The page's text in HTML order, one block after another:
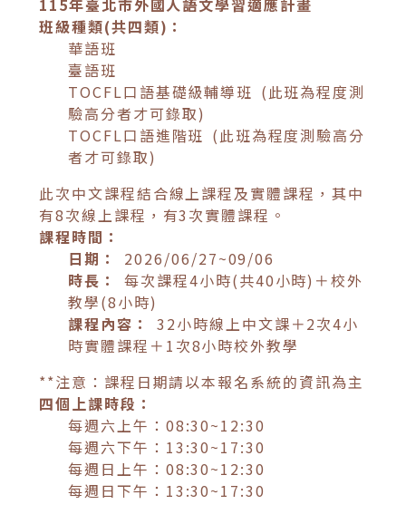
班級種類(共四類)：
華語班
臺語班
TOCFL口語基礎級輔導班 (此班為程度測
驗高分者才可錄取)
TOCFL口語進階班 (此班為程度測驗高分
者才可錄取)
此次中文課程結合線上課程及實體課程，其中
有8次線上課程，有3次實體課程。
課程時間：
日期：
2026/06/27~09/06
時長：
每次課程4小時(共40小時)＋校外
教學(8小時)
課程內容：
32小時線上中文課＋2次4小
時實體課程＋1次8小時校外教學
**注意：課程日期請以本報名系統的資訊為主
四個上課時段：
每週六上午：08:30~12:30
每週六下午：13:30~17:30
每週日上午：08:30~12:30
每週日下午：13:30~17:30